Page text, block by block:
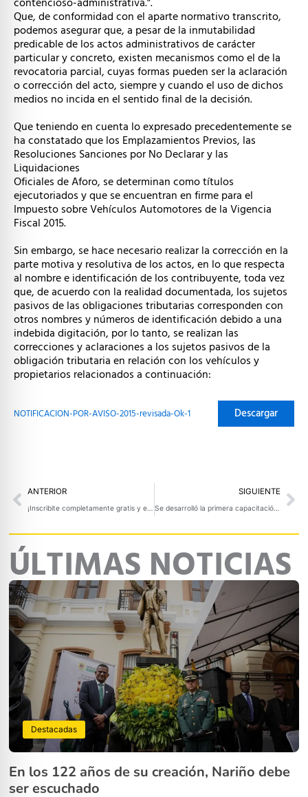
Que, de conformidad con el aparte normativo transcrito,
podemos asegurar que, a pesar de la inmutabilidad
predicable de los actos administrativos de carácter
particular y concreto, existen mecanismos como el de la
revocatoria parcial, cuyas formas pueden ser la aclaración
o corrección del acto, siempre y cuando el uso de dichos
medios no incida en el sentido final de la decisión.
Que teniendo en cuenta lo expresado precedentemente se
ha constatado que los Emplazamientos Previos, las
Resoluciones Sanciones por No Declarar y las
Liquidaciones
Oficiales de Aforo, se determinan como títulos
ejecutoriados y que se encuentran en firme para el
Impuesto sobre Vehículos Automotores de la Vigencia
Fiscal 2015.
Sin embargo, se hace necesario realizar la corrección en la
parte motiva y resolutiva de los actos, en lo que respecta
al nombre e identificación de los contribuyente, toda vez
que, de acuerdo con la realidad documentada, los sujetos
pasivos de las obligaciones tributarias corresponden con
otros nombres y números de identificación debido a una
indebida digitación, por lo tanto, se realizan las
correcciones y aclaraciones a los sujetos pasivos de la
obligación tributaria en relación con los vehículos y
propietarios relacionados a continuación:
NOTIFICACION-POR-AVISO-2015-revisada-Ok-1 Descargar
Prev
ANTERIOR SIGUIENTE
Se desarrolló la primera capacitación para miembros del grupo operativo GOA
ÚLTIMAS NOTICIAS
Destacadas
En los 122 años de su creación, Nariño debe
ser escuchado